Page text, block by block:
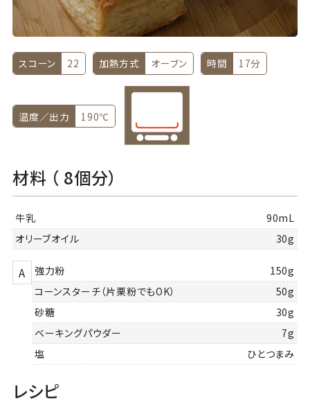
スコーン 22 加熱方式 オーブン 時間 17分
温度／出力 190℃
材料 （ 8個分）
牛乳
90mL
オリーブオイル
30g
A 強力粉
150g
コーンスターチ（片栗粉でもOK）
50g
砂糖
30g
ベーキングパウダー
7g
塩
ひとつまみ
レシピ